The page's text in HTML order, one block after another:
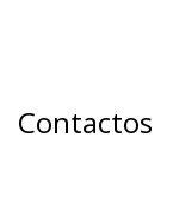
Contactos